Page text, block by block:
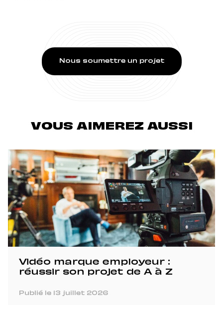
Nous soumettre un projet
VOUS AIMEREZ AUSSI
Vidéo marque employeur :
réussir son projet de A à Z
Publié le 13 juillet 2026